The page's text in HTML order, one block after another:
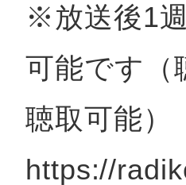
※放送後1
可能です（
聴取可能）
https://